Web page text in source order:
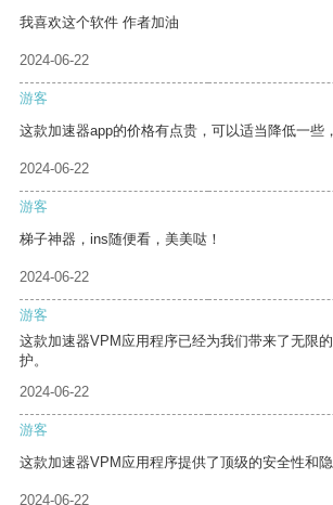
我喜欢这个软件 作者加油
2024-06-22
游客
这款加速器app的价格有点贵，可以适当降低一些
2024-06-22
游客
梯子神器，ins随便看，美美哒！
2024-06-22
游客
这款加速器VPM应用程序已经为我们带来了无限
护。
2024-06-22
游客
这款加速器VPM应用程序提供了顶级的安全性和隐
2024-06-22